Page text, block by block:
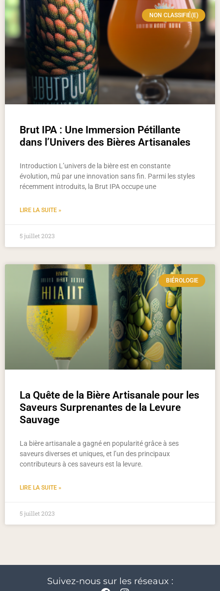
NON CLASSIFIÉ(E)
Brut IPA : Une Immersion Pétillante
dans l’Univers des Bières Artisanales
Introduction L’univers de la bière est en constante
évolution, mû par une innovation sans fin. Parmi les styles
récemment introduits, la Brut IPA occupe une
LIRE LA SUITE »
5 juillet 2023
BIÉROLOGIE
La Quête de la Bière Artisanale pour les
Saveurs Surprenantes de la Levure
Sauvage
La bière artisanale a gagné en popularité grâce à ses
saveurs diverses et uniques, et l’un des principaux
contributeurs à ces saveurs est la levure.
LIRE LA SUITE »
5 juillet 2023
Suivez-nous sur les réseaux :